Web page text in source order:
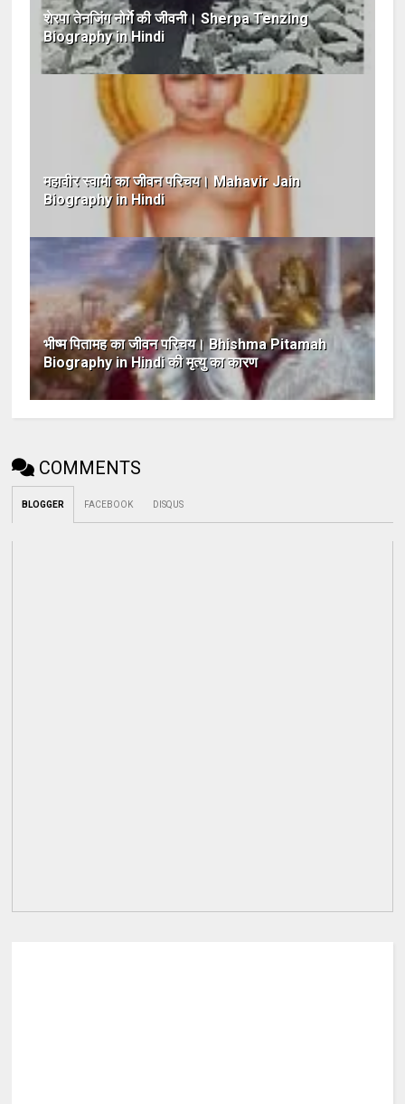
शेरपा तेनजिंग नोर्गे की जीवनी। Sherpa Tenzing
Biography in Hindi
महावीर स्वामी का जीवन परिचय। Mahavir Jain
Biography in Hindi
भीष्म पितामह का जीवन परिचय। Bhishma Pitamah
Biography in Hindi की मृत्यु का कारण
COMMENTS
BLOGGER FACEBOOK DISQUS